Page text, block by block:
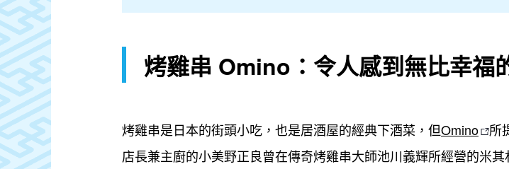
烤雞串 Omino：令人感到無比幸福
烤雞串是日本的街頭小吃，也是居酒屋的經典下酒菜，但Omino
所
店長兼主廚的小美野正良曾在傳奇烤雞串大師池川義輝所經營的米